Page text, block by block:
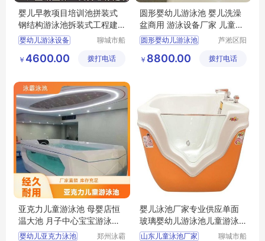
婴儿早教项目培训池拼装式
钢结构游泳池拆装式工程建
造水循环过滤
婴幼儿游泳设备
婴幼儿水育早教设备
聊城市船
乐设备有
￥ 4600.00 拨打电话
圆形婴幼儿游泳池 婴儿洗澡
盆商用 游泳设备厂家 儿童浴
缸
圆形婴幼儿游泳池
广州游泳池设备厂家
芦淞区阳
童游泳馆
￥ 8800.00 拨打电话
亚克力儿童游泳池 母婴店恒
温大池 月子中心宝宝游泳浴
盆 水疗浴缸
婴幼儿亚克力泳池 郑州泳霸
婴儿泳池厂家专业供应单面
玻璃婴幼儿游泳池儿童游泳
缸
山东儿童泳池厂家 聊城市船